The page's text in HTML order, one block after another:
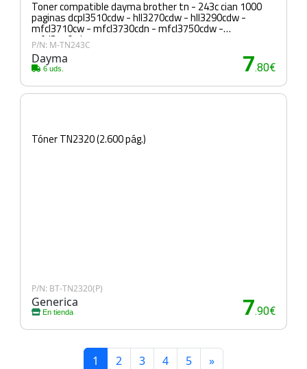
Toner compatible dayma brother tn - 243c cian 1000
paginas dcpl3510cdw - hll3270cdw - hll3290cdw -
mfcl3710cw - mfcl3730cdn - mfcl3750cdw -
mfcl3770cdw
P/N: M-TN243C
Dayma
6 uds. 7.80€
Tóner TN2320 (2.600 pág.)
P/N: BT-TN2320(P)
Generica
En tienda 7.90€
1 2 3 4 5 »